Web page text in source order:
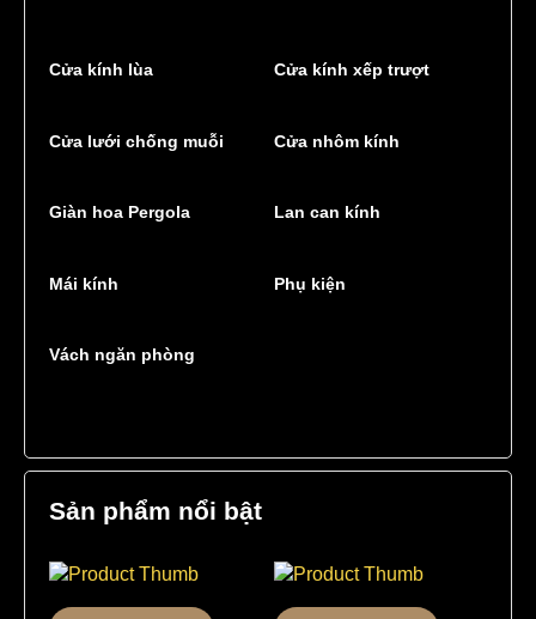
Cửa kính lùa Cửa kính xếp trượt
Cửa lưới chống muỗi Cửa nhôm kính
Giàn hoa Pergola Lan can kính
Mái kính Phụ kiện
Vách ngăn phòng
Sản phẩm nổi bật